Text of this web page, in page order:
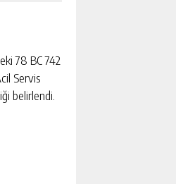
78 BC 742
Servis
belirlendi.